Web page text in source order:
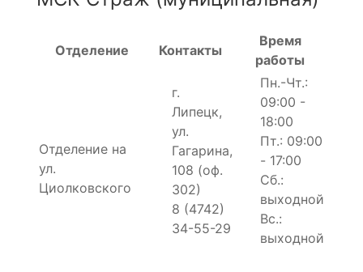
Отделение Контакты
Время
работы
Отделение на
ул.
Циолковского
г.
Липецк,
ул.
Гагарина,
108 (оф.
302)
8 (4742)
34-55-29
Пн.-Чт.:
09:00 -
18:00
Пт.: 09:00
- 17:00
Сб.:
выходной
Вс.:
выходной